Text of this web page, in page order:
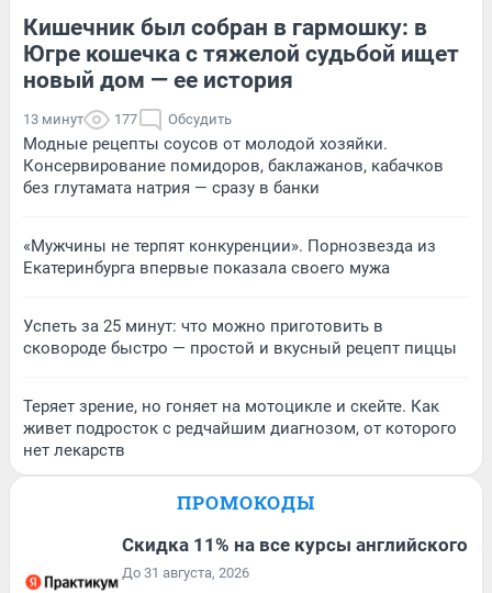
Кишечник был собран в гармошку: в
Югре кошечка с тяжелой судьбой ищет
новый дом — ее история
13 минут 177 Обсудить
Модные рецепты соусов от молодой хозяйки.
Консервирование помидоров, баклажанов, кабачков
без глутамата натрия — сразу в банки
«Мужчины не терпят конкуренции». Порнозвезда из
Екатеринбурга впервые показала своего мужа
Успеть за 25 минут: что можно приготовить в
сковороде быстро — простой и вкусный рецепт пиццы
Теряет зрение, но гоняет на мотоцикле и скейте. Как
живет подросток с редчайшим диагнозом, от которого
нет лекарств
ПРОМОКОДЫ
Скидка 11% на все курсы английского
До 31 августа, 2026